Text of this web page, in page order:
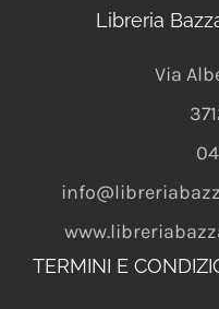
Libreria
Via
TERMINI E